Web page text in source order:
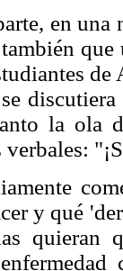
en una
que
la ola
verbales:
y qué
quieran